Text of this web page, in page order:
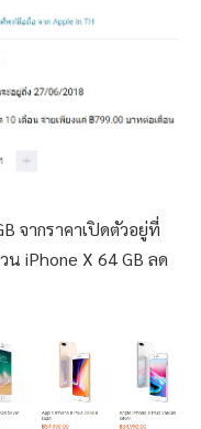
จากราคาเปิดตัวอยู่ที่
iPhone X 64 GB ลด